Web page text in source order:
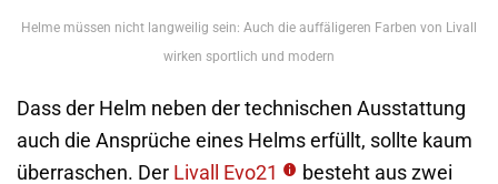
Helme müssen nicht langweilig sein: Auch die auffäligeren Farben von Livall
wirken sportlich und modern
Dass der Helm neben der technischen Ausstattung
auch die Ansprüche eines Helms erfüllt, sollte kaum
überraschen. Der Livall Evo21
besteht aus zwei